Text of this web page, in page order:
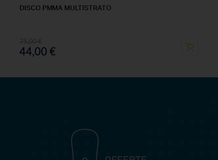
DISCO PMMA MULTISTRATO
44,00 €